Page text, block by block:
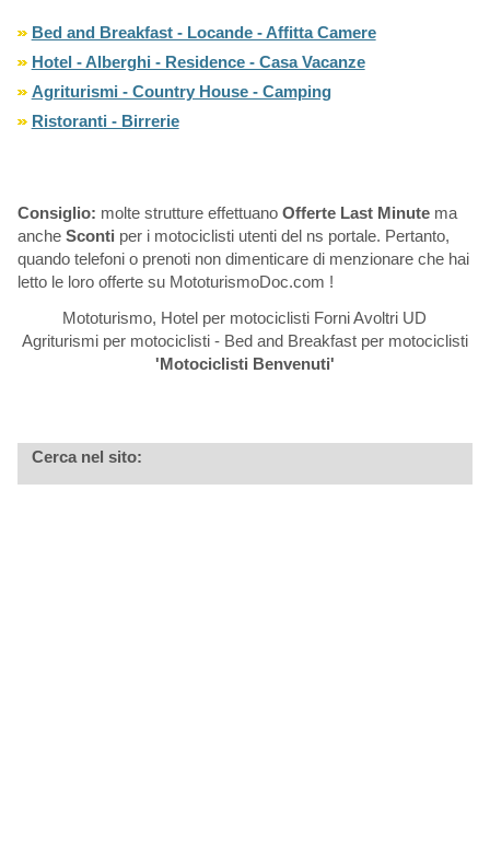
Bed and Breakfast - Locande - Affitta Camere
Hotel - Alberghi - Residence - Casa Vacanze
Agriturismi - Country House - Camping
Ristoranti - Birrerie
Consiglio: molte strutture effettuano Offerte Last Minutema
anche Sconti per i motociclisti utenti del ns portale. Pertanto,
quando telefoni o prenoti non dimenticare di menzionare che hai
letto le loro offerte su MototurismoDoc.com !
Mototurismo, Hotel per motociclisti Forni Avoltri UD
Agriturismi per motociclisti - Bed and Breakfast per motociclisti
'Motociclisti Benvenuti'
Cerca nel sito: